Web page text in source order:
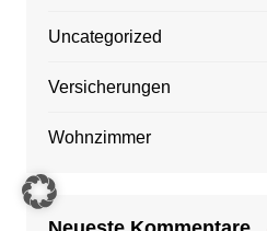
Uncategorized
Versicherungen
Wohnzimmer